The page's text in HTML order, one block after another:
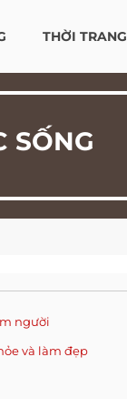
THỜI TRANG
SỐNG
người
và làm đẹp